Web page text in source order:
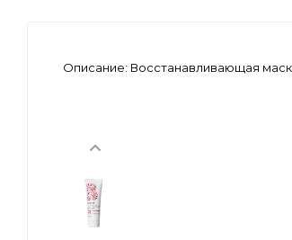
Описание: Восстанавливающая